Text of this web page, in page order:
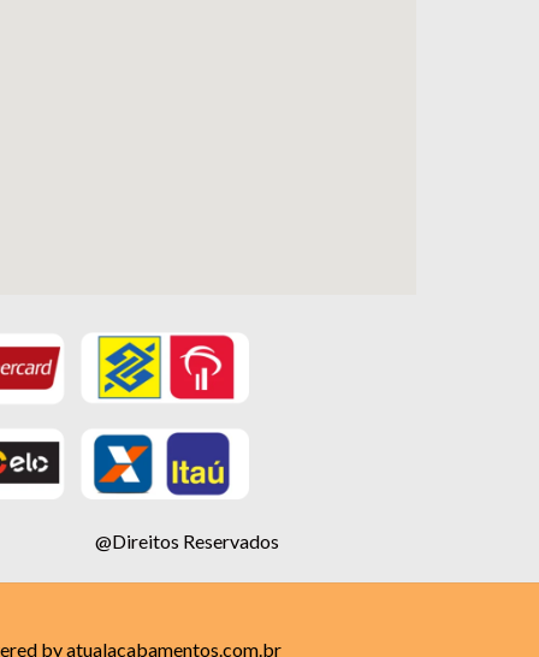
@Direitos Reservados
by atualacabamentos.com.br